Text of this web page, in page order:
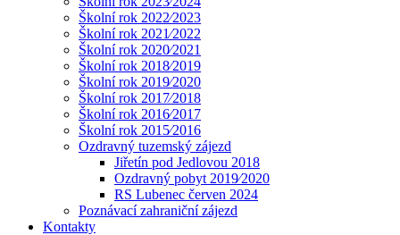
Školní rok 2022⁄2023
Školní rok 2021⁄2022
Školní rok 2020⁄2021
Školní rok 2018⁄2019
Školní rok 2019⁄2020
Školní rok 2017⁄2018
Školní rok 2016⁄2017
Školní rok 2015⁄2016
Ozdravný tuzemský zájezd
Jiřetín pod Jedlovou 2018
Ozdravný pobyt 2019⁄2020
RS Lubenec červen 2024
Poznávací zahraniční zájezd
Kontakty